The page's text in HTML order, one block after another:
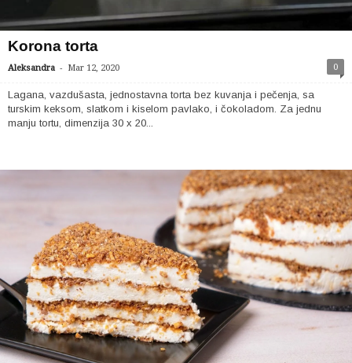
Korona torta
Aleksandra - Mar 12, 2020 0
Lagana, vazdušasta, jednostavna torta bez kuvanja i pečenja, sa
turskim keksom, slatkom i kiselom pavlako, i čokoladom. Za jednu
manju tortu, dimenzija 30 x 20...